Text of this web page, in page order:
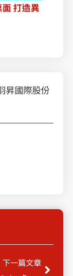
打造異
昇國際股份
下一篇文章Next